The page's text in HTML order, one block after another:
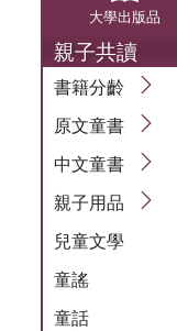
大學出版品
親子共讀
書籍分齡
原文童書
中文童書
親子用品
兒童文學
童謠
童話